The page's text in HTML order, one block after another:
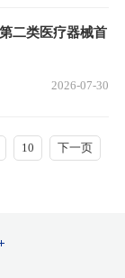
二类医疗器械首
2026-07-30
10
下一页